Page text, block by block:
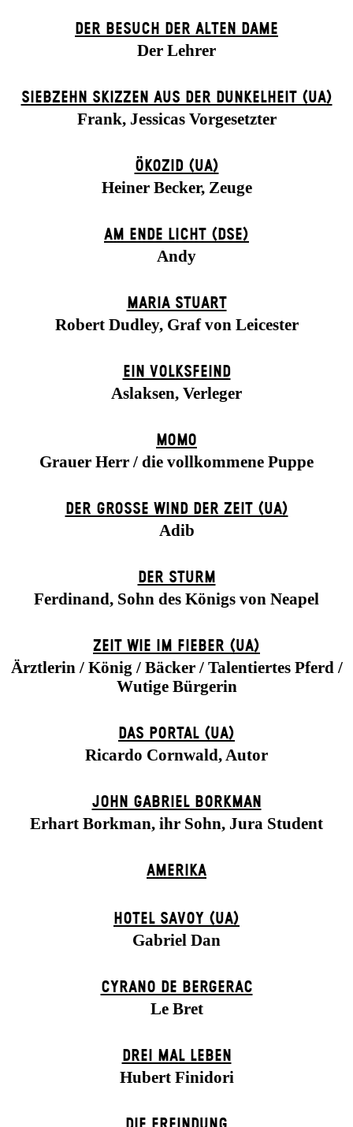
DER BE­SUCH DER ALT­EN DA­ME
Der Lehrer
SIEBZEHN SKIZZEN AUS DER DUNKELHEIT (UA)
Frank, Jessicas Vorgesetzter
ÖKOZID (UA)
Heiner Becker, Zeuge
AM ENDE LICHT (DSE)
Andy
MARIA STUART
Robert Dudley, Graf von Leicester
EIN VOLKS­FEIND
Aslaksen, Verleger
MOMO
Grauer Herr / die vollkommene Puppe
DER GROSSE WIND DER ZEIT (UA)
Adib
DER STURM
Ferdinand, Sohn des Königs von Neapel
ZEIT WIE IM FIEBER (UA)
Ärztlerin / König / Bäcker / Talentiertes Pferd /
Wutige Bürgerin
DAS POR­TAL (UA)
Ricardo Cornwald, Autor
JOHN GABRIEL BORKMAN
Erhart Borkman, ihr Sohn, Jura Student
AMERIKA
HOTEL SAVOY (UA)
Gabriel Dan
CYRANO DE BERGERAC
Le Bret
DREI MAL LEBEN
Hubert Finidori